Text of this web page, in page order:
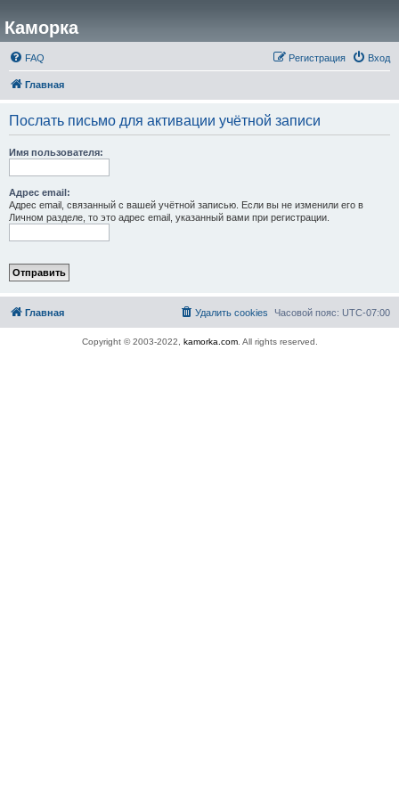
Каморка
FAQ Вход
Регистрация
Главная
Послать письмо для активации учётной записи
Имя пользователя:
Адрес email:
Адрес email, связанный с вашей учётной записью. Если вы не изменили его в
Личном разделе, то это адрес email, указанный вами при регистрации.
Главная Часовой пояс: UTC-07:00
Удалить cookies
Copyright © 2003-2022, kamorka.com. All rights reserved.